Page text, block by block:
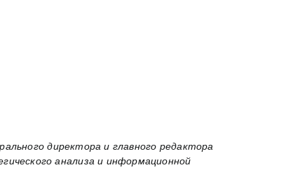
директора и главного редактора
анализа и информационной